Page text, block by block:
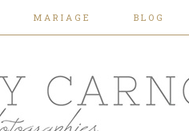
MARIAGE BLOG